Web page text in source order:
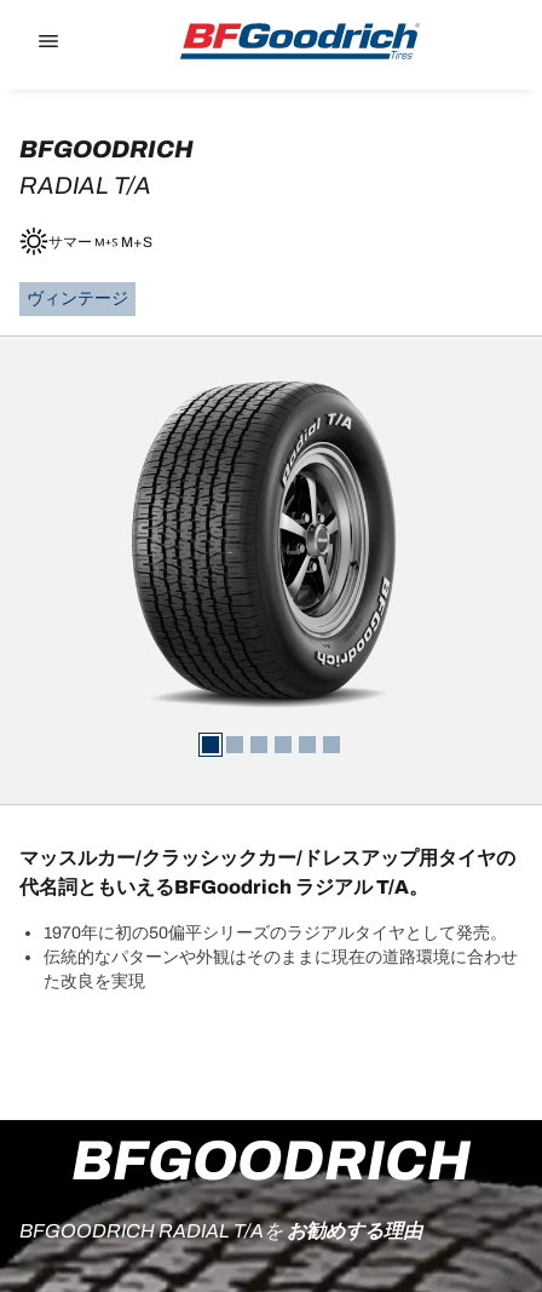
BFGOODRICH
RADIAL T/A
サマー M+S
ヴィンテージ
マッスルカー/クラッシックカー/ドレスアップ用タイヤの
代名詞ともいえるBFGoodrich ラジアル T/A。
1970年に初の50偏平シリーズのラジアルタイヤとして発売。
伝統的なパターンや外観はそのままに現在の道路環境に合わせ
た改良を実現
BFGOODRICH
BFGOODRICH RADIAL T/Aをお勧めする理由